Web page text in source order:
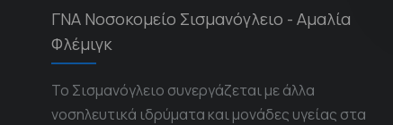
ΓΝΑ Νοσοκομείο Σισμανόγλειο - Αμαλία
Φλέμιγκ
Το Σισμανόγλειο συνεργάζεται με άλλα
νοσηλευτικά ιδρύματα και μονάδες υγείας στα